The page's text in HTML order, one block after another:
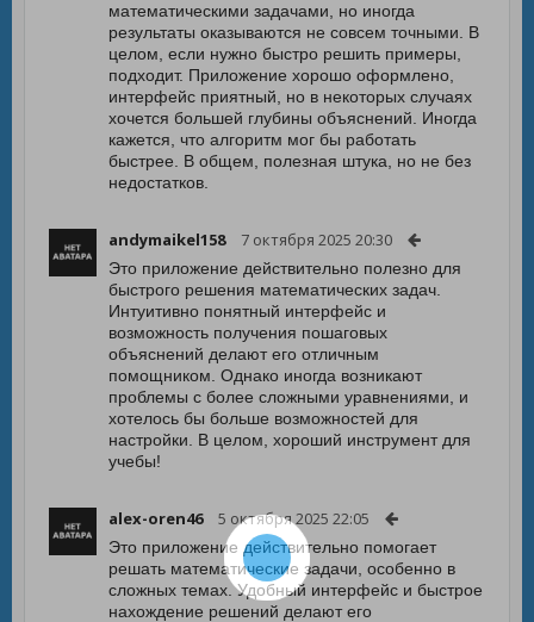
математическими задачами, но иногда
результаты оказываются не совсем точными. В
целом, если нужно быстро решить примеры,
подходит. Приложение хорошо оформлено,
интерфейс приятный, но в некоторых случаях
хочется большей глубины объяснений. Иногда
кажется, что алгоритм мог бы работать
быстрее. В общем, полезная штука, но не без
недостатков.
andymaikel158 7 октября 2025 20:30
Это приложение действительно полезно для
быстрого решения математических задач.
Интуитивно понятный интерфейс и
возможность получения пошаговых
объяснений делают его отличным
помощником. Однако иногда возникают
проблемы с более сложными уравнениями, и
хотелось бы больше возможностей для
настройки. В целом, хороший инструмент для
учебы!
alex-oren46 5 октября 2025 22:05
Это приложение действительно помогает
решать математические задачи, особенно в
сложных темах. Удобный интерфейс и быстрое
нахождение решений делают его